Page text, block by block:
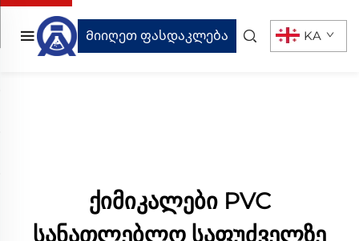
Მიიღეთ ფასდაკლება KA
ქიმიკალები PVC
სანათლებლო საფუძველზე